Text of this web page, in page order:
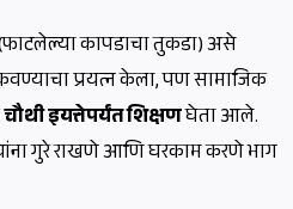
कापडाचा तुकडा) असे
प्रयत्न केला, पण सामाजिक
चौथी इयत्तेपर्यंत शिक्षणघेता आले.
गुरे राखणे आणि घरकाम करणे भाग